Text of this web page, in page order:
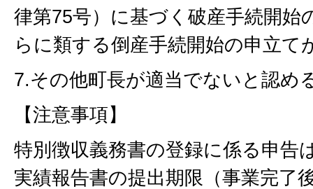
律第75号）に基づく破産手続開始
らに類する倒産手続開始の申立て
7.その他町長が適当でないと認め
【注意事項】
特別徴収義務書の登録に係る申告
実績報告書の提出期限（事業完了